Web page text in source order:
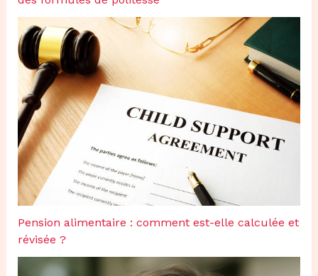
Pension alimentaire : comment est-elle calculée et
révisée ?